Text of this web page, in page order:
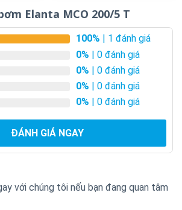
Elanta MCO 200/5 T
100% | 1 đánh giá
0% | 0 đánh giá
0% | 0 đánh giá
0% | 0 đánh giá
0% | 0 đánh giá
ĐÁNH GIÁ NGAY
với chúng tôi nếu bạn đang quan tâm